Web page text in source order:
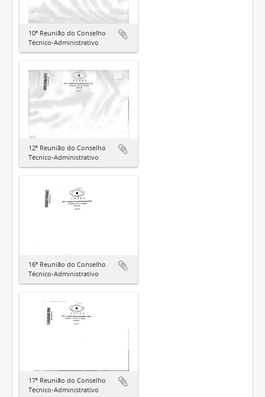
10ª Reunião do Conselho
Técnico-Administrativo
12ª Reunião do Conselho
Técnico-Administrativo
16ª Reunião do Conselho
Técnico-Administrativo
17ª Reunião do Conselho
Técnico-Administrativo